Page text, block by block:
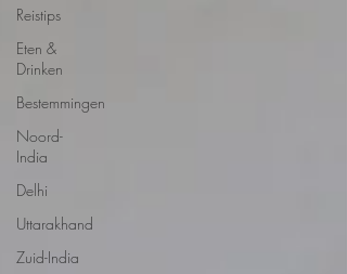
Reistips
Eten &
Drinken
Bestemmingen
Noord-
India
Delhi
Uttarakhand
Zuid-India